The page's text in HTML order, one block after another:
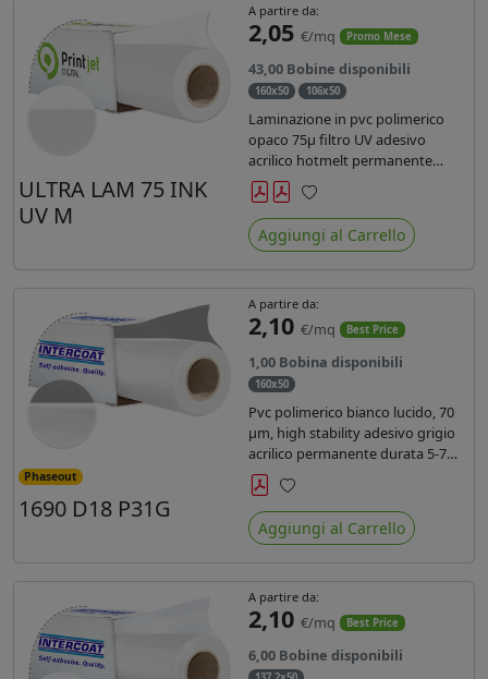
ULTRA LAM 75 INK
UV M
A partire da:
2,05 €/mq Promo Mese
43,00 Bobine disponibili
160x50 106x50
Laminazione in pvc polimerico
opaco 75µ filtro UV adesivo
acrilico hotmelt permanente
specifico per stampe con
inchiostri UV durata 7 anni indoor
e 5 outdoor. Dotato di certificato
ignifugo Bs1d0.
Preferiti
Aggiungi al Carrello
Phaseout
1690 D18 P31G
A partire da:
2,10 €/mq Best Price
1,00 Bobina disponibili
160x50
Pvc polimerico bianco lucido, 70
µm, high stability adesivo grigio
acrilico permanente durata 5-7
anni, per stampe con inchiostri
solvente, ecosolvente, UV e latex.
Preferiti
Aggiungi al Carrello
A partire da:
2,10 €/mq Best Price
6,00 Bobine disponibili